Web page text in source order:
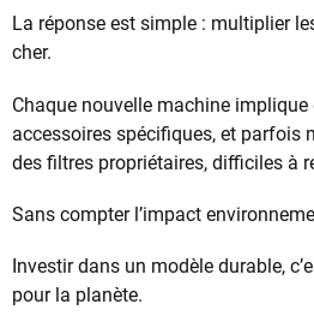
La réponse est simple : multiplier
cher.
Chaque nouvelle machine
accessoires spécifiques, et parfois
des filtres propriétaires, difficiles à
Sans compter l’impact
Investir dans un modèle durable,
pour la planète.